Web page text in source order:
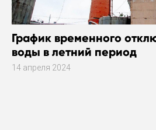
График временного
воды в летний период
14 апреля 2024